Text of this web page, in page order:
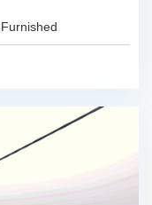
trường
quốc
nhà